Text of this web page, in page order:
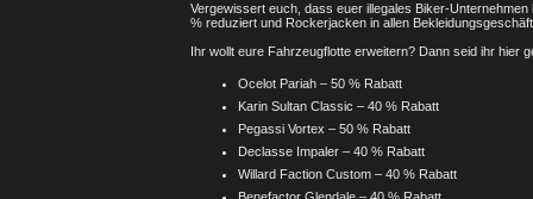
Vergewissert euch, dass euer illegales Biker-
% reduziert und Rockerjacken in allen
Ihr wollt eure Fahrzeugflotte erweitern? Dann seid ihr hier
Ocelot Pariah – 50 % Rabatt
Karin Sultan Classic – 40 % Rabatt
Pegassi Vortex – 50 % Rabatt
Declasse Impaler – 40 % Rabatt
Willard Faction Custom – 40 % Rabatt